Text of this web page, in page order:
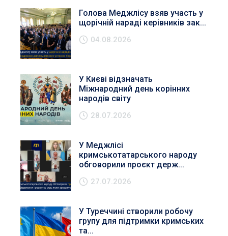
Голова Меджлісу взяв участь у
щорічній нараді керівників зак...
04.08.2026
У Києві відзначать
Міжнародний день корінних
народів світу
28.07.2026
У Меджлісі
кримськотатарського народу
обговорили проєкт держ...
27.07.2026
У Туреччині створили робочу
групу для підтримки кримських
та...